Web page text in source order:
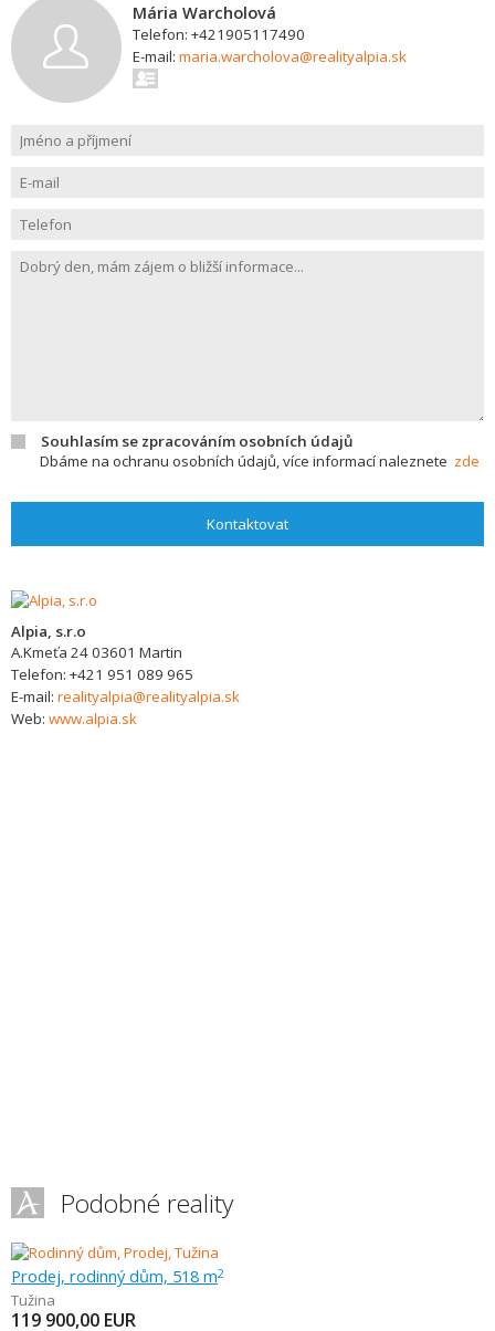
Mária Warcholová
Telefon: +421905117490
E-mail: maria.warcholova@realityalpia.sk
Souhlasím se zpracováním osobních údajů
Dbáme na ochranu osobních údajů, více informací naleznete zde
Kontaktovat
Alpia, s.r.o
A.Kmeťa 2403601 Martin
Telefon: +421 951 089 965
E-mail: realityalpia@realityalpia.sk
Web: www.alpia.sk
Podobné reality
Prodej, rodinný dům, 518 m2
Tužina
119 900,00 EUR